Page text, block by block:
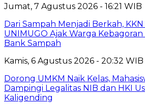
Jumat, 7 Agustus 2026 - 16:21 WIB
Dari Sampah Menjadi Berkah,
UNIMUGO Ajak Warga
Bank Sampah
Kamis, 6 Agustus 2026 - 20:32 WIB
Dorong UMKM Naik Kelas,
Dampingi Legalitas NIB dan HKI
Kaligending